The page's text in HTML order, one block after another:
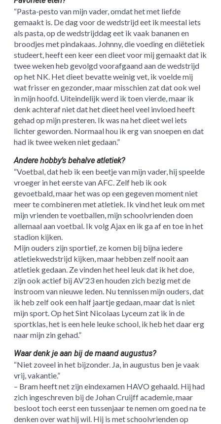
“Pasta-pesto van mijn vader, omdat het met liefde
gemaakt is. De dag voor de wedstrijd eet ik meestal iets
als pasta, op de wedstrijddag eet ik vaak bananen en
broodjes met pindakaas. Johnny, die voeding en diëtetiek
studeert, heeft een keer een dieet voor mij gemaakt dat ik
twee weken heb gevolgd voorafgaand aan de wedstrijd
op het NK. Het dieet bevatte weinig vet, ik voelde mij
wat frisser en gezonder, maar misschien zat dat ook wel
in mijn hoofd. Uiteindelijk werd ik toen vierde, maar ik
denk achteraf niet dat het dieet heel veel invloed heeft
gehad op mijn presteren. Ik was na het dieet wel iets
lichter geworden. Normaal hou ik erg van snoepen en dat
had ik twee weken niet gedaan.”
Andere hobby’s behalve atletiek?
“Voetbal, dat heb ik een beetje van mijn vader, hij speelde
vroeger in het eerste van AFC. Zelf heb ik ook
gevoetbald, maar het was op een gegeven moment niet
meer te combineren met atletiek. Ik vind het leuk om met
mijn vrienden te voetballen, mijn schoolvrienden doen
allemaal aan voetbal. Ik volg Ajax en ik ga af en toe in het
stadion kijken.
Mijn ouders zijn sportief, ze komen bij bijna iedere
atletiekwedstrijd kijken, maar hebben zelf nooit aan
atletiek gedaan. Ze vinden het heel leuk dat ik het doe,
zijn ook actief bij AV’23 en houden zich bezig met de
instroom van nieuwe leden. Nu tennissen mijn ouders, dat
ik heb zelf ook een half jaartje gedaan, maar dat is niet
mijn sport. Op het Sint Nicolaas Lyceum zat ik in de
sportklas, het is een hele leuke school, ik heb het daar erg
naar mijn zin gehad.”
Waar denk je aan bij de maand augustus?
“Niet zoveel in het bijzonder. Ja, in augustus ben je vaak
vrij, vakantie.”
– Bram heeft net zijn eindexamen HAVO gehaald. Hij had
zich ingeschreven bij de Johan Cruijff academie, maar
besloot toch eerst een tussenjaar te nemen om goed na te
denken over wat hij wil. Hij is met schoolvrienden op